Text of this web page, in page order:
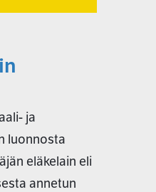
ja
luonnosta
eläkelain eli
annetun